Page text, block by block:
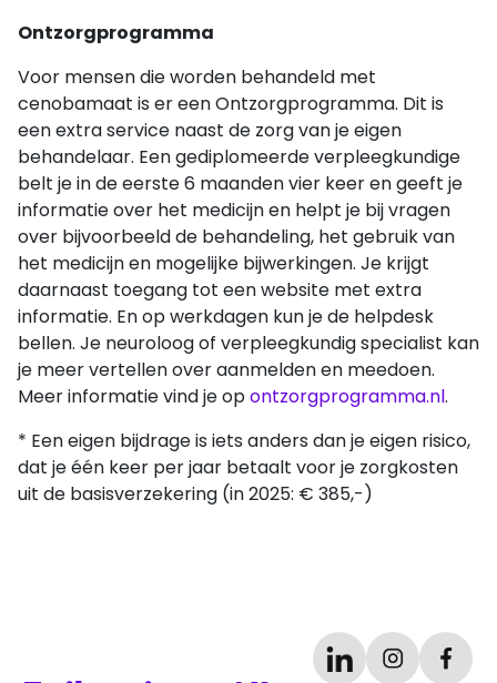
Ontzorgprogramma
Voor mensen die worden behandeld met
cenobamaat is er een Ontzorgprogramma. Dit is
een extra service naast de zorg van je eigen
behandelaar. Een gediplomeerde verpleegkundige
belt je in de eerste 6 maanden vier keer en geeft je
informatie over het medicijn en helpt je bij vragen
over bijvoorbeeld de behandeling, het gebruik van
het medicijn en mogelijke bijwerkingen. Je krijgt
daarnaast toegang tot een website met extra
informatie. En op werkdagen kun je de helpdesk
bellen. Je neuroloog of verpleegkundig specialist kan
je meer vertellen over aanmelden en meedoen.
Meer informatie vind je opontzorgprogramma.nl.
* Een eigen bijdrage is iets anders dan je eigen risico,
dat je één keer per jaar betaalt voor je zorgkosten
uit de basisverzekering (in 2025: € 385,-)